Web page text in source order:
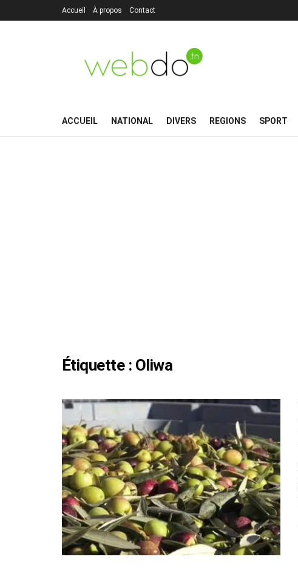
Accueil À propos Contact
ACCUEIL NATIONAL DIVERS REGIONS SPORT
Étiquette : Oliwa